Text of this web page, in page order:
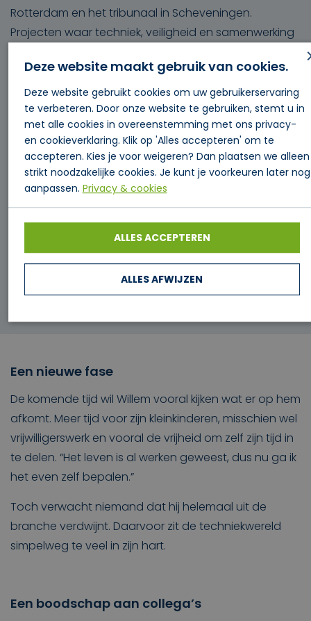
Rotterdam en het tribunaal in Scheveningen.
Projecten waar techniek, veiligheid en samenwerking
Verkoop als passie
Wat Willem het meest gaat missen? Daar hoeft hij
niet lang over na te denken. “De kick van het
verkopen. Daar leef ik voor. Als ik wat verkoop, ben ik
gelukkig.”
Die commerciële drive en betrokkenheid bij klanten
hebben jarenlang een belangrijke rol gespeeld
binnen Lucam. Collega’s en relaties kennen Willem als
iemand met veel technische kennis, praktijkervaring
Een nieuwe fase
De komende tijd wil Willem vooral kijken wat er op hem
afkomt. Meer tijd voor zijn kleinkinderen, misschien wel
vrijwilligerswerk en vooral de vrijheid om zelf zijn tijd in
te delen. “Het leven is al werken geweest, dus nu ga ik
het even zelf bepalen.”
Toch verwacht niemand dat hij helemaal uit de
branche verdwijnt. Daarvoor zit de techniekwereld
simpelweg te veel in zijn hart.
Een boodschap aan collega’s
Deze website maakt gebruik van cookies.
Deze website gebruikt cookies om uw gebruikerservaring
te verbeteren. Door onze website te gebruiken, stemt u in
met alle cookies in overeenstemming met ons privacy-
en cookieverklaring. Klik op 'Alles accepteren' om te
accepteren. Kies je voor weigeren? Dan plaatsen we alleen
strikt noodzakelijke cookies. Je kunt je voorkeuren later nog
aanpassen. Privacy & cookies
ALLES ACCEPTEREN
ALLES AFWIJZEN